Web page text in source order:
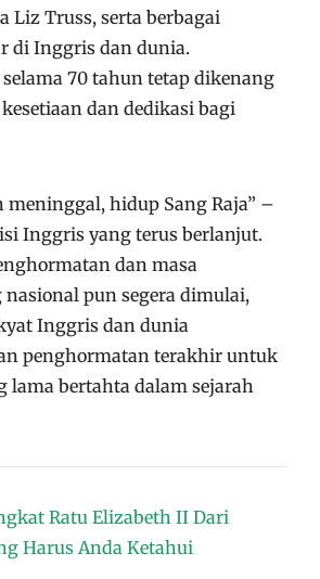
Liz Truss, serta berbagai
di Inggris dan dunia.
70 tahun tetap dikenang
dan dedikasi bagi
meninggal, hidup Sang Raja” –
Inggris yang terus berlanjut.
dan masa
nasional pun segera dimulai,
Inggris dan dunia
penghormatan terakhir untuk
lama bertahta dalam sejarah
Ratu Elizabeth II Dari
Harus Anda Ketahui